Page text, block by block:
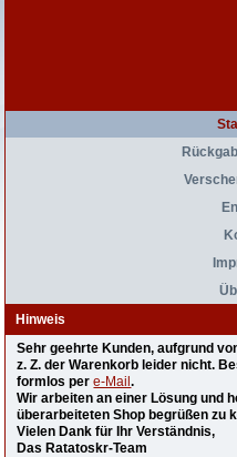
Hinweis
Sehr geehrte Kunden, aufgrund
z. Z. der Warenkorb leider nicht.
formlos pere-Mail.
Wir arbeiten an einer Lösung und
überarbeiteten Shop begrüßen zu
Vielen Dank für Ihr Verständnis,
Das Ratatoskr-Team